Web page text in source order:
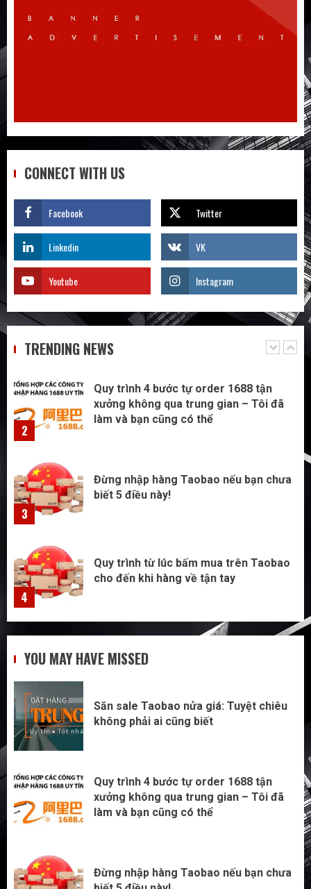
CONNECT WITH US
Facebook Twitter
Linkedin VK
Youtube Instagram
TRENDING NEWS
5
Không biết tiếng Trung có tự đặt hàng
1
Săn sale Taobao nửa giá: Tuyệt chiêu
không phải ai cũng biết
2
xưởng không qua trung gian – Tôi đã
3
Đừng nhập hàng Taobao nếu bạn chưa
biết 5 điều này!
4
Quy trình từ lúc bấm mua trên Taobao
cho đến khi hàng về tận tay
5
Không biết tiếng Trung có tự đặt hàng
Trung Quốc được không?
1
không phải ai cũng biết
Quy trình 4 bước tự order 1688 tận
Đừng nhập hàng Taobao nếu bạn chưa
YOU MAY HAVE MISSED
Săn sale Taobao nửa giá: Tuyệt chiêu
không phải ai cũng biết
Quy trình 4 bước tự order 1688 tận
xưởng không qua trung gian – Tôi đã
làm và bạn cũng có thể
Đừng nhập hàng Taobao nếu bạn chưa